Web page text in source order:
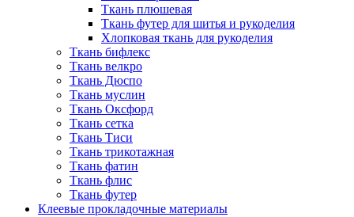
Ткань плюшевая
Ткань футер для шитья и рукоделия
Хлопковая ткань для рукоделия
Ткань бифлекс
Ткань велкро
Ткань Дюспо
Ткань муслин
Ткань Оксфорд
Ткань сетка
Ткань Тиси
Ткань трикотажная
Ткань фатин
Ткань флис
Ткань футер
Клеевые прокладочные материалы